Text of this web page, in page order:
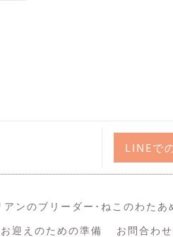
LINEで
アンのブリーダー･ねこのわたあ
お迎えのための準備 お問合わ